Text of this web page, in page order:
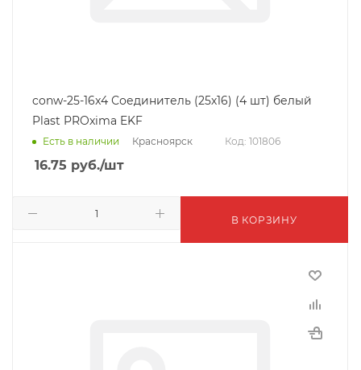
conw-25-16x4 Соединитель (25х16) (4 шт) белый
Plast PROxima EKF
Есть в наличии Красноярск Код: 101806
16.75 руб./шт
В КОРЗИНУ